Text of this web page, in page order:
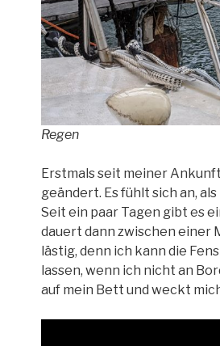
Regen
Erstmals seit meiner
geändert. Es fühlt sich an,
Seit ein paar Tagen gibt es
dauert dann zwischen einer
lästig, denn ich kann die
lassen, wenn ich nicht an
auf mein Bett und weckt